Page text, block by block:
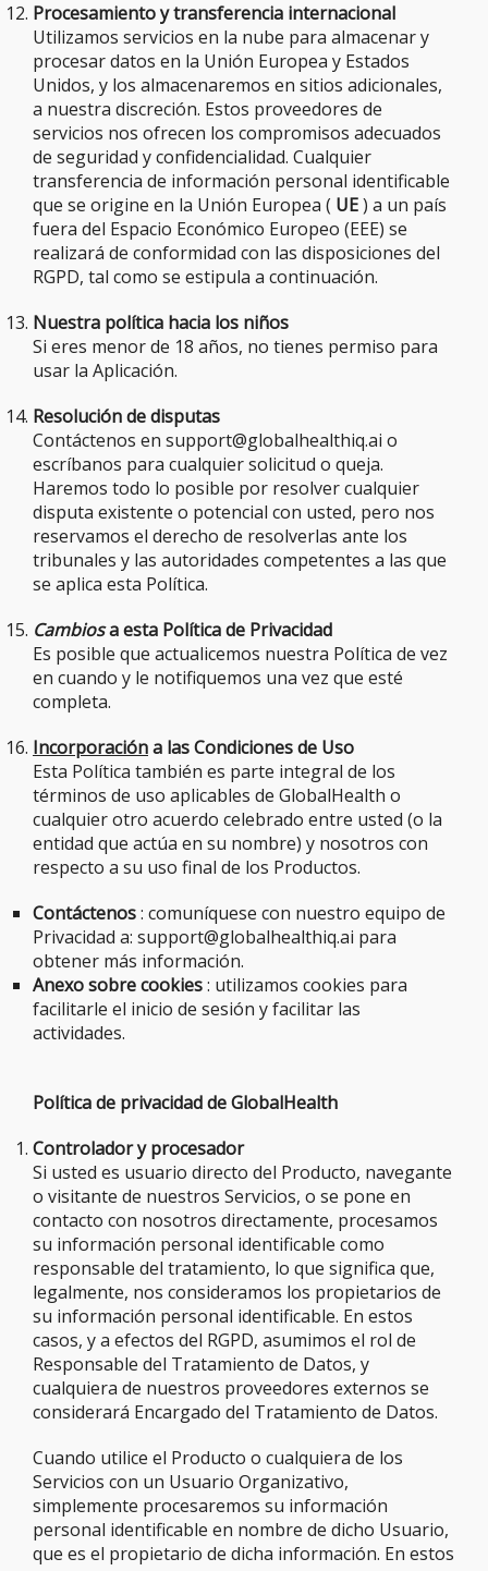
Procesamiento y transferencia internacional
Utilizamos servicios en la nube para almacenar y
procesar datos en la Unión Europea y Estados
Unidos, y los almacenaremos en sitios adicionales,
a nuestra discreción. Estos proveedores de
servicios nos ofrecen los compromisos adecuados
de seguridad y confidencialidad. Cualquier
transferencia de información personal identificable
que se origine en la Unión Europea ( UE) a un país
fuera del Espacio Económico Europeo (EEE) se
realizará de conformidad con las disposiciones del
RGPD, tal como se estipula a continuación.
Nuestra política hacia los niños
Si eres menor de 18 años, no tienes permiso para
usar la Aplicación.
Resolución de disputas
Contáctenos en support@globalhealthiq.ai o
escríbanos para cualquier solicitud o queja.
Haremos todo lo posible por resolver cualquier
disputa existente o potencial con usted, pero nos
reservamos el derecho de resolverlas ante los
tribunales y las autoridades competentes a las que
se aplica esta Política.
Cambiosa esta Política de Privacidad
Es posible que actualicemos nuestra Política de vez
en cuando y le notifiquemos una vez que esté
completa.
Incorporacióna las Condiciones de Uso
Esta Política también es parte integral de los
términos de uso aplicables de GlobalHealth o
cualquier otro acuerdo celebrado entre usted (o la
entidad que actúa en su nombre) y nosotros con
respecto a su uso final de los Productos.
Contáctenos: comuníquese con nuestro equipo de
Privacidad a: support@globalhealthiq.ai para
obtener más información.
Anexo sobre cookies: utilizamos cookies para
facilitarle el inicio de sesión y facilitar las
actividades.
Política de privacidad de GlobalHealth
Controlador y procesador
Si usted es usuario directo del Producto, navegante
o visitante de nuestros Servicios, o se pone en
contacto con nosotros directamente, procesamos
su información personal identificable como
responsable del tratamiento, lo que significa que,
legalmente, nos consideramos los propietarios de
su información personal identificable. En estos
casos, y a efectos del RGPD, asumimos el rol de
Responsable del Tratamiento de Datos, y
cualquiera de nuestros proveedores externos se
considerará Encargado del Tratamiento de Datos.
Cuando utilice el Producto o cualquiera de los
Servicios con un Usuario Organizativo,
simplemente procesaremos su información
personal identificable en nombre de dicho Usuario,
que es el propietario de dicha información. En estos